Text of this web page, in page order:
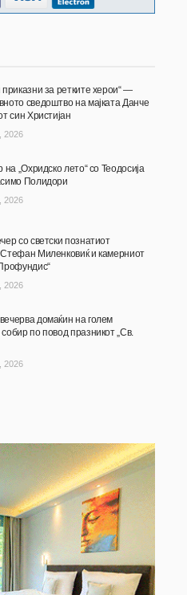
приказни за ретките херои“ —
сведоштво на мајката Данче
син Христијан
2026
на „Охридско лето“ со Теодосија
Полидори
2026
со светски познатиот
Миленковиќ и камерниот
2026
домаќин на голем
по повод празникот „Св.
2026